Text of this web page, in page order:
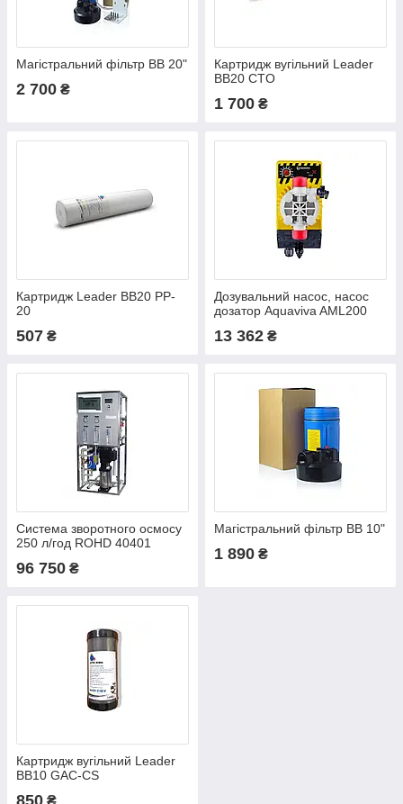
Магістральний фільтр BB 20"
2 700 ₴
Картридж вугільний Leader
BB20 CTO
1 700 ₴
Картридж Leader ВВ20 PP-
20
507 ₴
Дозувальний насос, насос
дозатор Aquaviva AML200
13 362 ₴
Система зворотного осмосу
250 л/год ROHD 40401
96 750 ₴
Магістральний фільтр BB 10"
1 890 ₴
Картридж вугільний Leader
BB10 GAC-CS
850 ₴